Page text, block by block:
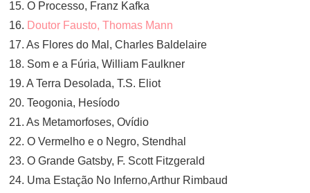
15. O Processo, Franz Kafka
16. Doutor Fausto, Thomas Mann
17. As Flores do Mal, Charles Baldelaire
18. Som e a Fúria, William Faulkner
19. A Terra Desolada, T.S. Eliot
20. Teogonia, Hesíodo
21. As Metamorfoses, Ovídio
22. O Vermelho e o Negro, Stendhal
23. O Grande Gatsby, F. Scott Fitzgerald
24. Uma Estação No Inferno,Arthur Rimbaud